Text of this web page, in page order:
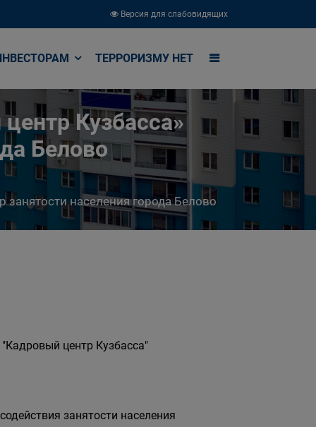
Версия для слабовидящих
ТЕРРОРИЗМУ НЕТ
Кузбасса»
Белово
населения города Белово
центр Кузбасса"
занятости населения